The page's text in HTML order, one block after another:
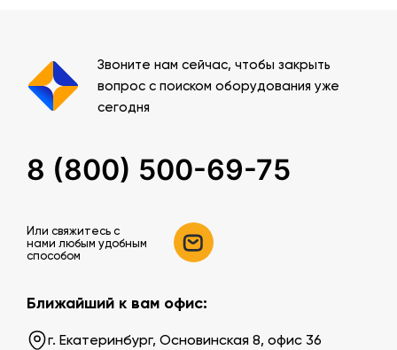
Звоните нам сейчас, чтобы закрыть
вопрос с поиском оборудования уже
сегодня
8 (800) 500-69-75
Или свяжитесь c
нами любым удобным
способом
Ближайший к вам офис:
г. Екатеринбург, Основинская 8, офис 36